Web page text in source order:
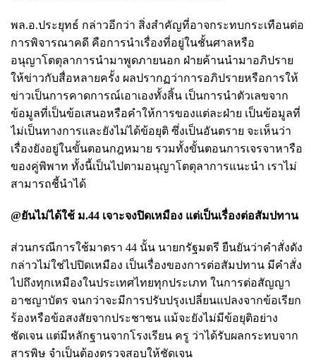
พล.อ.ประยุทธ์ กล่าวอีกว่า สิ่งสำคัญที่อาจกระทบกระเทือนต่อ
การพิจารณาคดี คือการนำเรื่องที่อยู่ในชั้นศาลหรือ
อนุญาโตตุลาการนำมาพูดภายนอก ฝ่ายค้านนำมาอภิปราย
ให้ข่าวกับสื่อหลายครั้ง ผลปรากฏว่าการอภิปรายหรือการให้
ข่าวเป็นการคาดการณ์เอาเองทั้งสิ้น เป็นการนำตัวเลขจาก
ข้อมูลที่เป็นข้อเสนอหรือคำให้การของแต่ละฝ่าย เป็นข้อมูลที่
ไม่เป็นทางการและยังไม่ได้ข้อยุติ ซึ่งเป็นอันตราย จะเห็นว่า
เรื่องยังอยู่ในขั้นตอนกฎหมาย รวมทั้งขั้นตอนการเจรจาหารือ
ของคู่พิพาท ทั้งนี้เป็นไปตามอนุญาโตตุลาการแนะนำ เราไม่
สามารถชี้นำได้
@ยันไม่ได้ใช้ ม.44 เจาะจงปิดเหมือง แต่เป็นเรื่องต่อสัมปทาน
ส่วนกรณีการใช้มาตรา 44 นั้น นายกรัฐมตรี ยืนยันว่าคำสั่งดัง
กล่าวไม่ใช่ไปปิดเหมือง เป็นเรื่องของการต่อสัมปทาน มีคำสั่ง
ไปถึงทุกเหมืองในประเทศไทยทุกประเภท ในการต่อสัญญา
อาชญาบัตร จนกว่าจะมีการปรับปรุงเปลี่ยนแปลงจากข้อเรียก
ร้องหรือข้อสงสัยจากประชาชน แม้จะยังไม่มีข้อยุติอย่าง
ชัดเจน แต่มีหลักฐานจากโรงเรียน ครู ว่าได้รับผลกระทบจาก
สารพิษ จำเป็นต้องตรวจสอบให้ชัดเจน